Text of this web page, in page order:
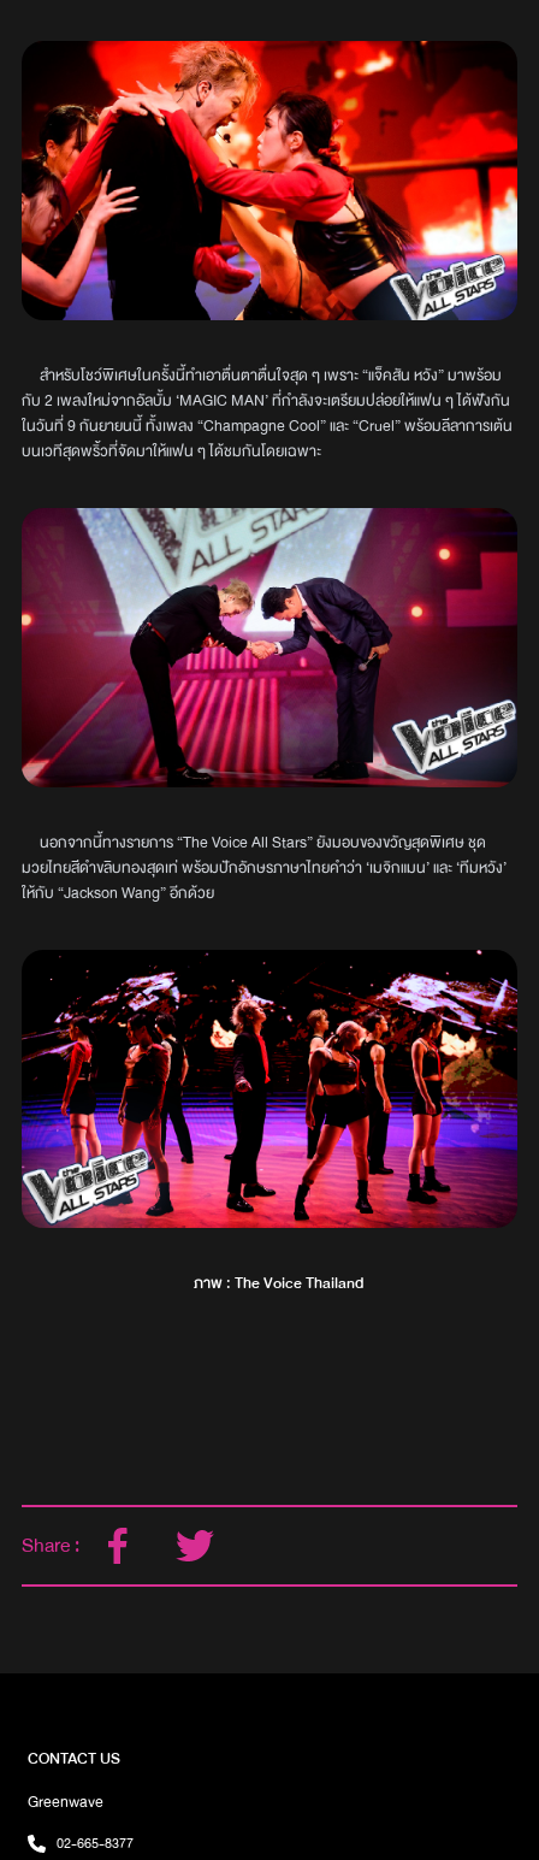
สำหรับโชว์พิเศษในครั้งนี้ทำเอาตื่นตาตื่นใจสุด ๆ เพราะ “แจ็คสัน หวัง” มาพร้อม
กับ 2 เพลงใหม่จากอัลบั้ม ‘MAGIC MAN’ ที่กำลังจะเตรียมปล่อยให้แฟน ๆ ได้ฟังกัน
ในวันที่ 9 กันยายนนี้ ทั้งเพลง “Champagne Cool” และ “Cruel” พร้อมลีลาการเต้น
บนเวทีสุดพริ้วที่จัดมาให้แฟน ๆ ได้ชมกันโดยเฉพาะ
นอกจากนี้ทางรายการ “The Voice All Stars” ยังมอบของขวัญสุดพิเศษ ชุด
มวยไทยสีดำขลิบทองสุดเท่ พร้อมปักอักษรภาษาไทยคำว่า ‘เมจิกแมน’ และ ‘ทีมหวัง’
ให้กับ “Jackson Wang” อีกด้วย
ภาพ : The Voice Thailand
Share :
CONTACT US
Greenwave
02-665-8377